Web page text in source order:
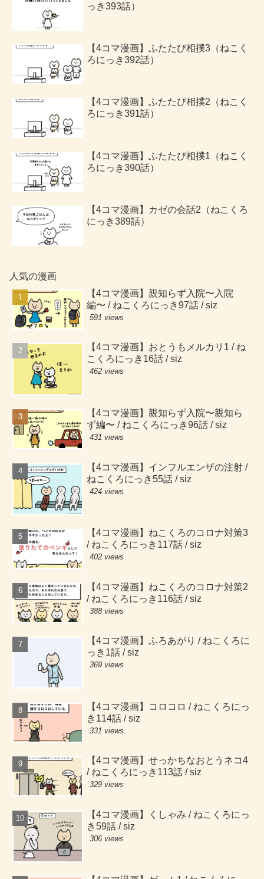
っき393話）
【4コマ漫画】ふたたび相撲3（ねこく
ろにっき392話）
【4コマ漫画】ふたたび相撲2（ねこく
ろにっき391話）
【4コマ漫画】ふたたび相撲1（ねこく
ろにっき390話）
【4コマ漫画】カゼの会話2（ねこくろ
にっき389話）
人気の漫画
【4コマ漫画】親知らず入院〜入院
編〜 / ねこくろにっき97話 / siz
591 views
【4コマ漫画】おとうもメルカリ1 / ね
こくろにっき16話 / siz
462 views
【4コマ漫画】親知らず入院〜親知ら
ず編〜 / ねこくろにっき96話 / siz
431 views
【4コマ漫画】インフルエンザの注射 /
ねこくろにっき55話 / siz
424 views
【4コマ漫画】ねこくろのコロナ対策3
/ ねこくろにっき117話 / siz
402 views
【4コマ漫画】ねこくろのコロナ対策2
/ ねこくろにっき116話 / siz
388 views
【4コマ漫画】ふろあがり / ねこくろに
っき1話 / siz
369 views
【4コマ漫画】コロコロ / ねこくろにっ
き114話 / siz
331 views
【4コマ漫画】せっかちなおとうネコ4
/ ねこくろにっき113話 / siz
329 views
【4コマ漫画】くしゃみ / ねこくろにっ
き59話 / siz
306 views